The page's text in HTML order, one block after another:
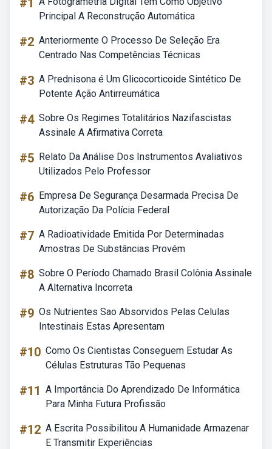
#1
Principal A Reconstrução Automática
#2 Anteriormente O Processo De Seleção Era
Centrado Nas Competências Técnicas
#3 A Prednisona é Um Glicocorticoide Sintético De
Potente Ação Antirreumática
#4 Sobre Os Regimes Totalitários Nazifascistas
Assinale A Afirmativa Correta
#5 Relato Da Análise Dos Instrumentos Avaliativos
Utilizados Pelo Professor
#6 Empresa De Segurança Desarmada Precisa De
Autorização Da Polícia Federal
#7 A Radioatividade Emitida Por Determinadas
Amostras De Substâncias Provém
#8 Sobre O Período Chamado Brasil Colônia Assinale
A Alternativa Incorreta
#9 Os Nutrientes Sao Absorvidos Pelas Celulas
Intestinais Estas Apresentam
#10 Como Os Cientistas Conseguem Estudar As
Células Estruturas Tão Pequenas
#11 A Importância Do Aprendizado De Informática
Para Minha Futura Profissão
#12 A Escrita Possibilitou A Humanidade Armazenar
E Transmitir Experiências